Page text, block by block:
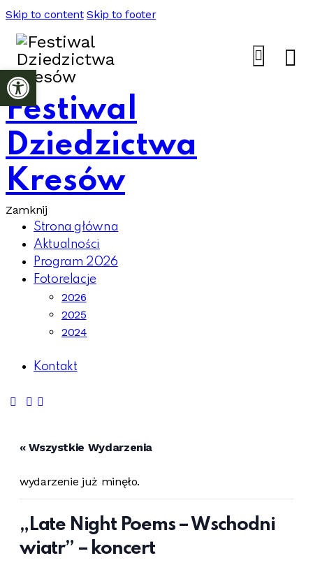
Skip to content Skip to footer
Festiwal
Dziedzictwa
Kresów
Zamknij
Strona główna
Aktualności
Program 2026
Fotorelacje
2026
2025
2024
Kontakt
« Wszystkie Wydarzenia
wydarzenie już minęło.
„Late Night Poems – Wschodni
wiatr” – koncert
Otwórz pasek narzędzi